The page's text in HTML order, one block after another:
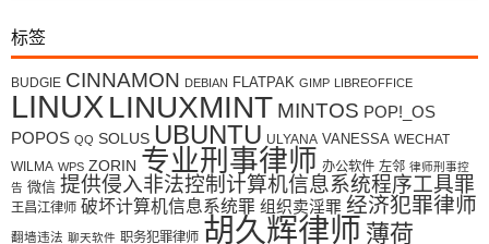
标签
BUDGIE CINNAMON DEBIAN FLATPAK GIMP LIBREOFFICE
LINUX LINUXMINT MINTOS POP!_OS
POPOS QQ SOLUS UBUNTU ULYANA VANESSA WECHAT
WILMA WPS ZORIN 专业刑事律师 办公软件 左邻 律师刑事控
告 微信 提供侵入非法控制计算机信息系统程序工具罪
王昌江律师 破坏计算机信息系统罪 组织卖淫罪 经济犯罪律师
翻墙违法 聊天软件 职务犯罪律师 胡久辉律师 薄荷